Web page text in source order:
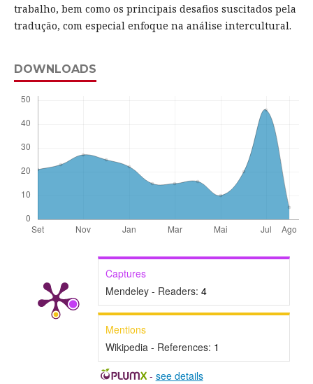
trabalho, bem como os principais desafios suscitados pela
tradução, com especial enfoque na análise intercultural.
DOWNLOADS
Captures
Mendeley - Readers: 4
Mentions
Wikipedia - References: 1
- see details